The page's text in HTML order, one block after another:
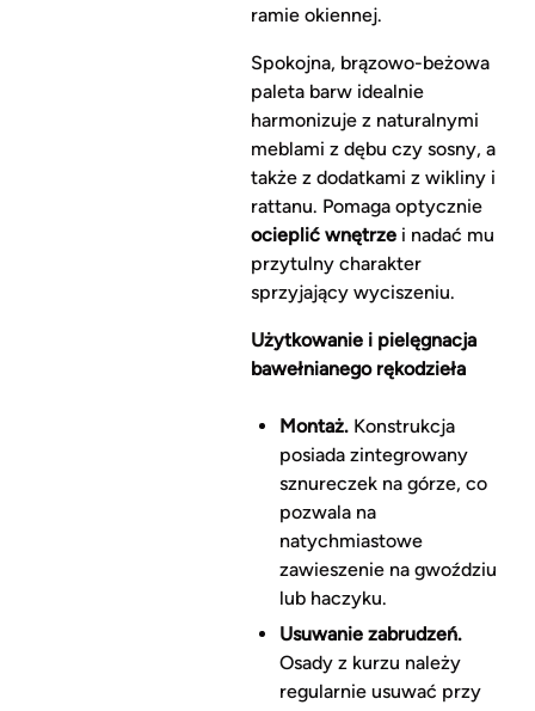
ramie okiennej.
Spokojna, brązowo-beżowa
paleta barw idealnie
harmonizuje z naturalnymi
meblami z dębu czy sosny, a
także z dodatkami z wikliny i
rattanu. Pomaga optycznie
ocieplić wnętrzei nadać mu
przytulny charakter
sprzyjający wyciszeniu.
Użytkowanie i pielęgnacja
bawełnianego rękodzieła
Montaż.Konstrukcja
posiada zintegrowany
sznureczek na górze, co
pozwala na
natychmiastowe
zawieszenie na gwoździu
lub haczyku.
Usuwanie zabrudzeń.
Osady z kurzu należy
regularnie usuwać przy